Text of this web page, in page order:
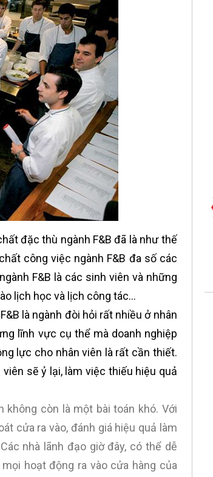
đặc thù ngành F&B đã là như thế
công việc ngành F&B đa số các
F&B là các sinh viên và những
lịch học và lịch công tác…
là ngành đòi hỏi rất nhiều ở nhân
lĩnh vực cụ thể mà doanh nghiệp
lực cho nhân viên là rất cần thiết.
sẽ ỷ lại, làm việc thiếu hiệu quả
không còn là một bài toán khó. Với
cửa ra vào, đánh giá hiệu quả làm
nhà lãnh đạo giờ đây, có thể dễ
hoạt động ra vào cửa hàng của